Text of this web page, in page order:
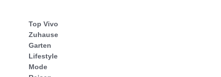
Top Vivo
Zuhause
Garten
Lifestyle
Mode